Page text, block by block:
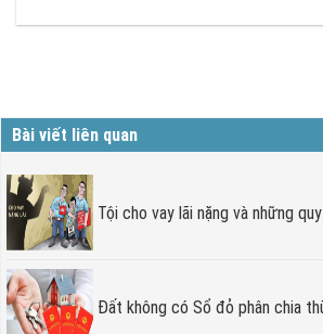
Bài viết liên quan
Tội cho vay lãi nặng và những
Đất không có Sổ đỏ phân chia